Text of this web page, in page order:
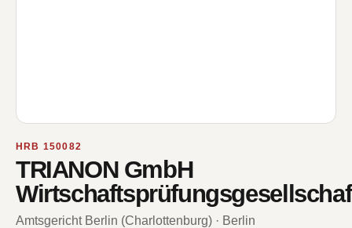
HRB 150082
TRIANON GmbH
Amtsgericht Berlin (Charlottenburg) · Berlin